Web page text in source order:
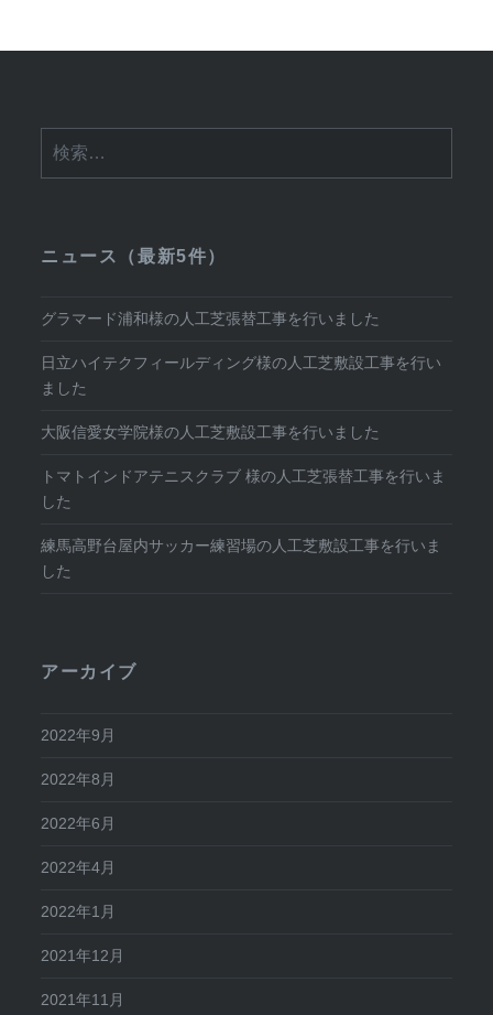
シ
索:
ニュース（最新5件）
グラマード浦和様の人工芝張替工事を行いました
日立ハイテクフィールディング様の人工芝敷設工事を行い
ました
大阪信愛女学院様の人工芝敷設工事を行いました
トマトインドアテニスクラブ 様の人工芝張替工事を行いま
した
練馬高野台屋内サッカー練習場の人工芝敷設工事を行いま
した
アーカイブ
2022年9月
2022年8月
2022年6月
2022年4月
2022年1月
2021年12月
2021年11月